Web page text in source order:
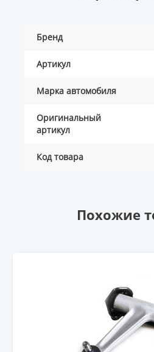
Бренд
Артикул
Марка автомобиля
Оригинальный
артикул
Код товара
Похожие